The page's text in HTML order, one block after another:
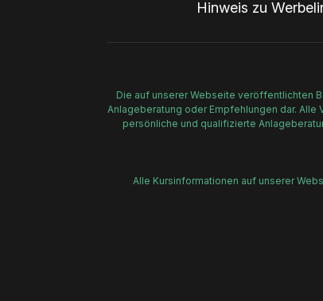
Hinweis zu
Die auf unserer Webseite veröffentlichten
Anlageberatung oder Empfehlungen dar.
persönliche und qualifizierte
Alle Kursinformationen auf unserer